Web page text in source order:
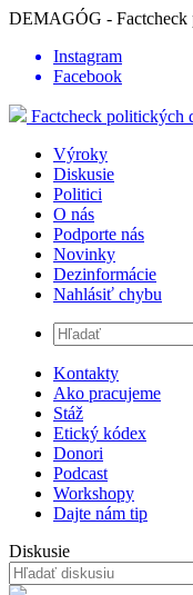
DEMAGÓG - Factcheck
Instagram
Facebook
Factcheck politických
Výroky
Diskusie
Politici
O nás
Podporte nás
Novinky
Dezinformácie
Nahlásiť chybu
Kontakty
Ako pracujeme
Stáž
Etický kódex
Donori
Podcast
Workshopy
Dajte nám tip
Diskusie